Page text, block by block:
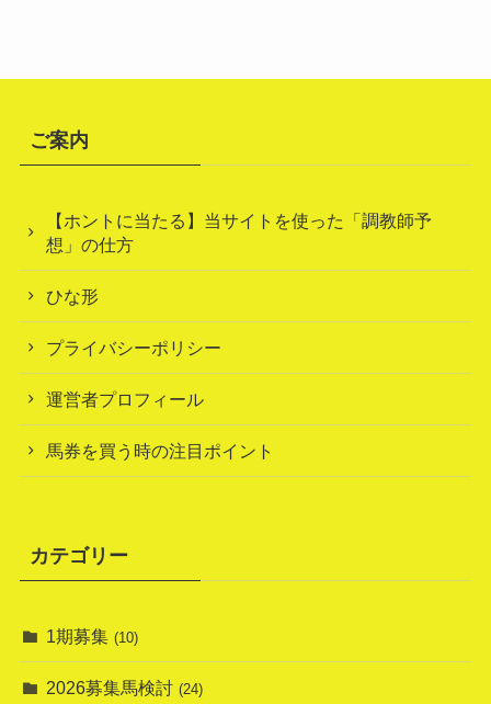
ご案内
【ホントに当たる】当サイトを使った「調教師予
想」の仕方
ひな形
プライバシーポリシー
運営者プロフィール
馬券を買う時の注目ポイント
カテゴリー
1期募集 (10)
2026募集馬検討 (24)